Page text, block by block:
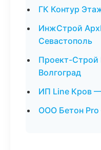
ГК Контур
ИнжСтрой
Севастополь
Проект-
Волгоград
ИП Line Кров
ООО Бетон